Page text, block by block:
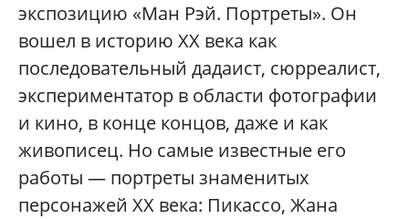
экспозицию «Ман Рэй. Портреты». Он
вошел в историю ХХ века как
последовательный дадаист, сюрреалист,
экспериментатор в области фотографии
и кино, в конце концов, даже и как
живописец. Но самые известные его
работы — портреты знаменитых
персонажей ХХ века: Пикассо, Жана